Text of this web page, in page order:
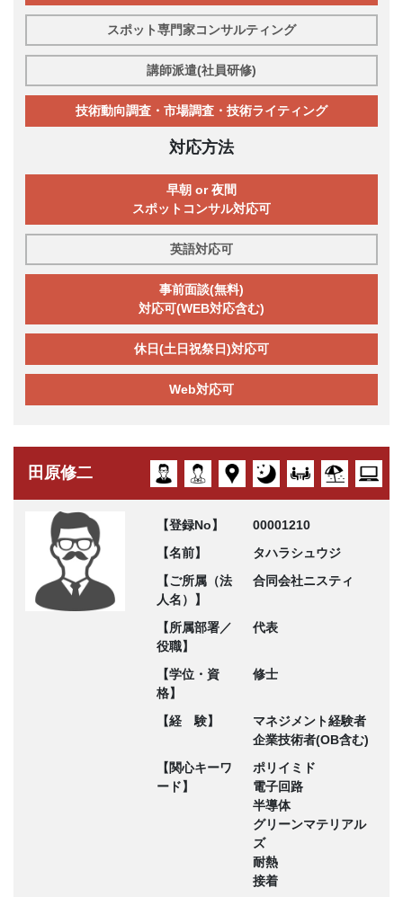
スポット専門家コンサルティング
講師派遣(社員研修)
技術動向調査・市場調査・技術ライティング
対応方法
早朝 or 夜間
スポットコンサル対応可
英語対応可
事前面談(無料)
対応可(WEB対応含む)
休日(土日祝祭日)対応可
Web対応可
田原修二
【登録No】
00001210
【名前】
タハラシュウジ
【ご所属（法
人名）】
合同会社ニスティ
【所属部署／
役職】
代表
【学位・資
格】
修士
【経 験】
マネジメント経験者
企業技術者(OB含む)
【関心キーワ
ード】
ポリイミド
電子回路
半導体
グリーンマテリアル
ズ
耐熱
接着